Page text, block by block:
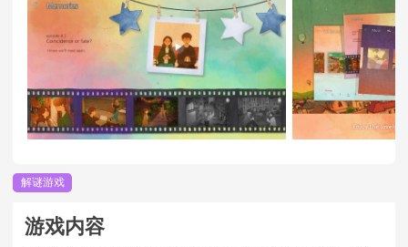
解谜游戏
游戏内容